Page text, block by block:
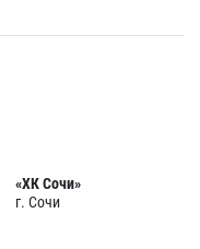
«ХК Сочи»
г. Сочи